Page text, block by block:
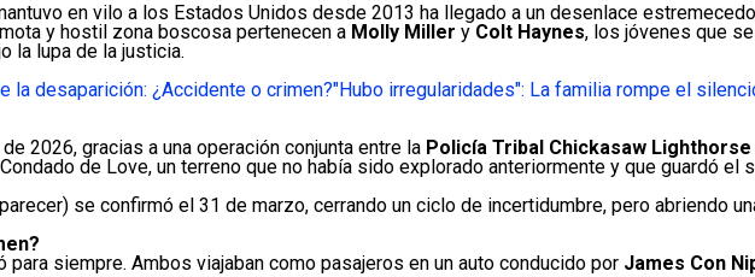
en vilo a los Estados Unidos desde 2013 ha llegado a un desenlace
y hostil zona boscosa pertenecen a Molly Miller y Colt Haynes, los jóvenes que
la lupa de la justicia.
la desaparición: ¿Accidente o crimen?"Hubo irregularidades": La familia rompe el
2026, gracias a una operación conjunta entre la Policía Tribal Chickasaw Lighthorse
de Love, un terreno que no había sido explorado anteriormente y que guardó el
se confirmó el 31 de marzo, cerrando un ciclo de incertidumbre, pero abriendo
siempre. Ambos viajaban como pasajeros en un auto conducido por James Con